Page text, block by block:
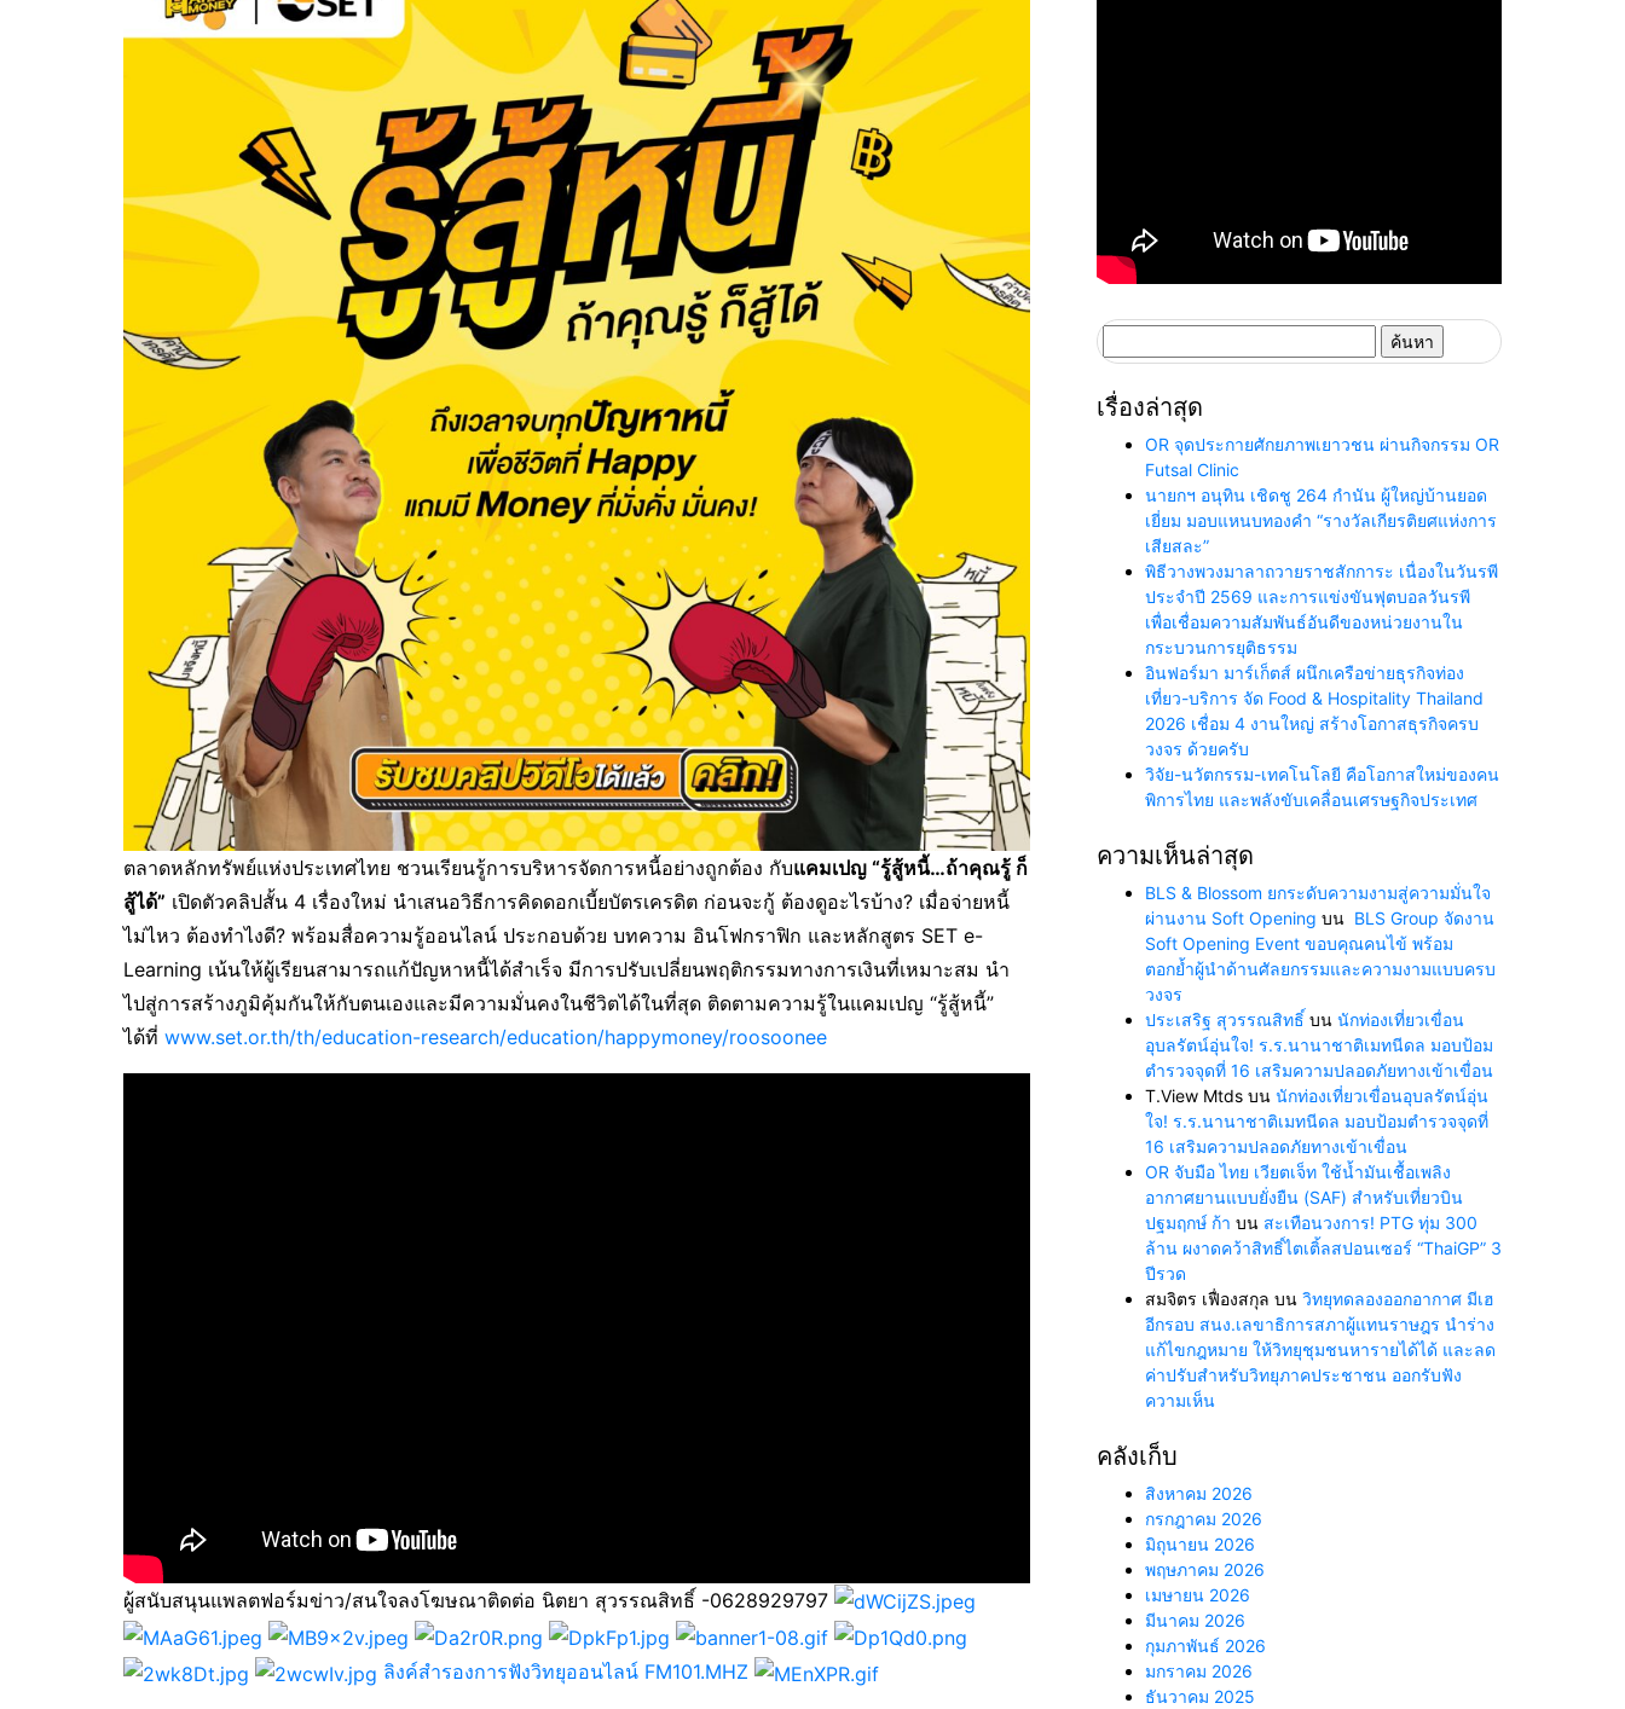
ตลาดหลักทรัพย์แห่งประเทศไทย ชวนเรียนรู้การบริหารจัดการหนี้อย่างถูกต้อง กับแคมเปญ “รู้สู้หนี้…ถ้าคุณรู้ ก็
สู้ได้” เปิดตัวคลิปสั้น 4 เรื่องใหม่ นำเสนอวิธีการคิดดอกเบี้ยบัตรเครดิต ก่อนจะกู้ ต้องดูอะไรบ้าง? เมื่อจ่ายหนี้
ไม่ไหว ต้องทำไงดี? พร้อมสื่อความรู้ออนไลน์ ประกอบด้วย บทความ อินโฟกราฟิก และหลักสูตร SET e-
Learning เน้นให้ผู้เรียนสามารถแก้ปัญหาหนี้ได้สำเร็จ มีการปรับเปลี่ยนพฤติกรรมทางการเงินที่เหมาะสม นำ
ไปสู่การสร้างภูมิคุ้มกันให้กับตนเองและมีความมั่นคงในชีวิตได้ในที่สุด ติดตามความรู้ในแคมเปญ “รู้สู้หนี้”
ได้ที่ www.set.or.th/th/education-research/education/happymoney/roosoonee
ผู้สนับสนุนแพลตฟอร์มข่าว/สนใจลงโฆษณาติดต่อ นิตยา สุวรรณสิทธิ์ -0628929797
ลิงค์สำรองการฟังวิทยุออนไลน์ FM101.MHZ
สำหรับ:
เรื่องล่าสุด
OR จุดประกายศักยภาพเยาวชน ผ่านกิจกรรม OR
Futsal Clinic
นายกฯ อนุทิน เชิดชู 264 กำนัน ผู้ใหญ่บ้านยอด
เยี่ยม มอบแหนบทองคำ “รางวัลเกียรติยศแห่งการ
เสียสละ”
พิธีวางพวงมาลาถวายราชสักการะ เนื่องในวันรพี
ประจำปี 2569 และการแข่งขันฟุตบอลวันรพี
เพื่อเชื่อมความสัมพันธ์อันดีของหน่วยงานใน
กระบวนการยุติธรรม
อินฟอร์มา มาร์เก็ตส์ ผนึกเครือข่ายธุรกิจท่อง
เที่ยว-บริการ จัด Food & Hospitality Thailand
2026 เชื่อม 4 งานใหญ่ สร้างโอกาสธุรกิจครบ
วงจร ด้วยครับ
วิจัย-นวัตกรรม-เทคโนโลยี คือโอกาสใหม่ของคน
พิการไทย และพลังขับเคลื่อนเศรษฐกิจประเทศ
ความเห็นล่าสุด
BLS & Blossom ยกระดับความงามสู่ความมั่นใจ
ผ่านงาน Soft Opening บน BLS Group จัดงาน
Soft Opening Event ขอบคุณคนไข้ พร้อม
ตอกย้ำผู้นำด้านศัลยกรรมและความงามแบบครบ
วงจร
ประเสริฐ สุวรรณสิทธิ์ บน นักท่องเที่ยวเขื่อน
อุบลรัตน์อุ่นใจ! ร.ร.นานาชาติเมทนีดล มอบป้อม
ตำรวจจุดที่ 16 เสริมความปลอดภัยทางเข้าเขื่อน
T.View Mtds บน นักท่องเที่ยวเขื่อนอุบลรัตน์อุ่น
ใจ! ร.ร.นานาชาติเมทนีดล มอบป้อมตำรวจจุดที่
16 เสริมความปลอดภัยทางเข้าเขื่อน
OR จับมือ ไทย เวียตเจ็ท ใช้น้ำมันเชื้อเพลิง
อากาศยานแบบยั่งยืน (SAF) สำหรับเที่ยวบิน
ปฐมฤกษ์ ก้า บน สะเทือนวงการ! PTG ทุ่ม 300
ล้าน ผงาดคว้าสิทธิ์ไตเติ้ลสปอนเซอร์ “ThaiGP” 3
ปีรวด
สมจิตร เฟื่องสกุล บน วิทยุทดลองออกอากาศ มีเฮ
อีกรอบ สนง.เลขาธิการสภาผู้แทนราษฎร นำร่าง
แก้ไขกฎหมาย ให้วิทยุชุมชนหารายได้ได้ และลด
ค่าปรับสำหรับวิทยุภาคประชาชน ออกรับฟัง
ความเห็น
คลังเก็บ
สิงหาคม 2026
กรกฎาคม 2026
มิถุนายน 2026
พฤษภาคม 2026
เมษายน 2026
มีนาคม 2026
กุมภาพันธ์ 2026
มกราคม 2026
ธันวาคม 2025